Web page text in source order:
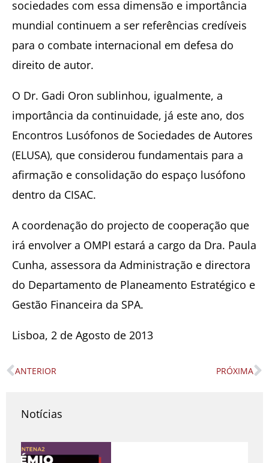
sociedades com essa dimensão e importância
mundial continuem a ser referências credíveis
para o combate internacional em defesa do
direito de autor.
O Dr. Gadi Oron sublinhou, igualmente, a
importância da continuidade, já este ano, dos
Encontros Lusófonos de Sociedades de Autores
(ELUSA), que considerou fundamentais para a
afirmação e consolidação do espaço lusófono
dentro da CISAC.
A coordenação do projecto de cooperação que
irá envolver a OMPI estará a cargo da Dra. Paula
Cunha, assessora da Administração e directora
do Departamento de Planeamento Estratégico e
Gestão Financeira da SPA.
Lisboa, 2 de Agosto de 2013
Prev
ANTERIOR PRÓXIMA
Notícias